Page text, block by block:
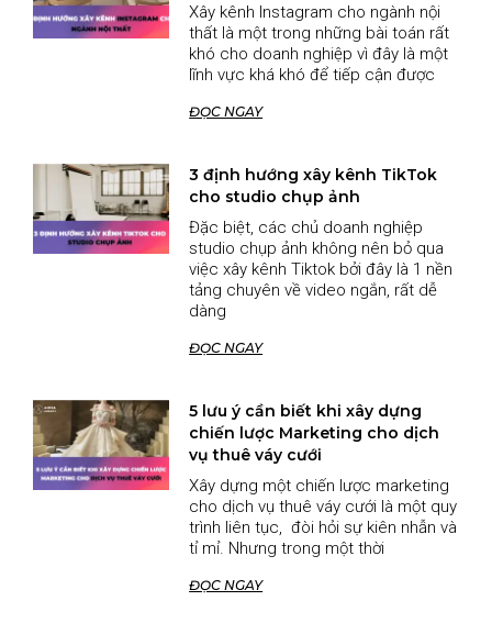
Xây kênh Instagram cho ngành nội
thất là một trong những bài toán rất
khó cho doanh nghiệp vì đây là một
lĩnh vực khá khó để tiếp cận được
ĐỌC NGAY
3 định hướng xây kênh TikTok
cho studio chụp ảnh
Đặc biệt, các chủ doanh nghiệp
studio chụp ảnh không nên bỏ qua
việc xây kênh Tiktok bởi đây là 1 nền
tảng chuyên về video ngắn, rất dễ
dàng
ĐỌC NGAY
5 lưu ý cần biết khi xây dựng
chiến lược Marketing cho dịch
vụ thuê váy cưới
Xây dựng một chiến lược marketing
cho dịch vụ thuê váy cưới là một quy
trình liên tục, đòi hỏi sự kiên nhẫn và
tỉ mỉ. Nhưng trong một thời
ĐỌC NGAY